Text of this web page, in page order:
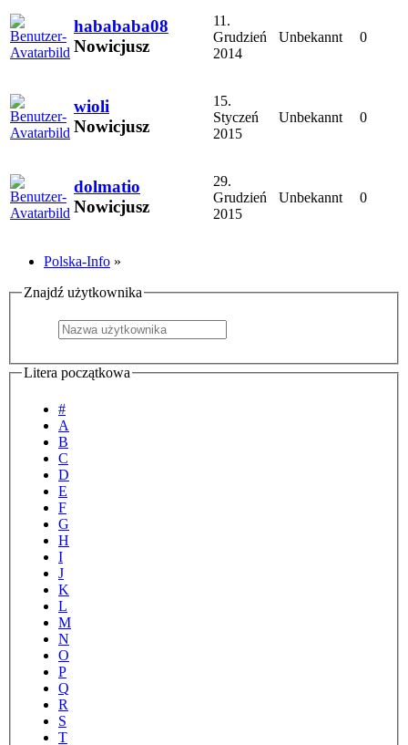
habababa08
Nowicjusz
11.
Grudzień
2014
Unbekannt 0
wioli
Nowicjusz
15.
Styczeń
2015
Unbekannt 0
dolmatio
Nowicjusz
29.
Grudzień
2015
Unbekannt 0
Polska-Info »
Znajdź użytkownika
Litera początkowa
#
A
B
C
D
E
F
G
H
I
J
K
L
M
N
O
P
Q
R
S
T